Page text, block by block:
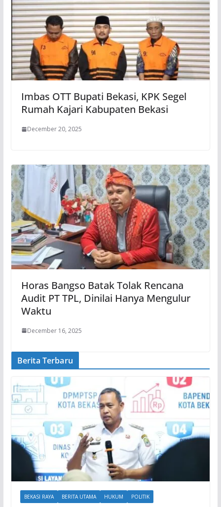
Imbas OTT Bupati Bekasi, KPK Segel
Rumah Kajari Kabupaten Bekasi
December 20, 2025
Horas Bangso Batak Tolak Rencana
Audit PT TPL, Dinilai Hanya Mengulur
Waktu
December 16, 2025
Berita Terbaru
BEKASI RAYA BERITA UTAMA HUKUM POLITIK